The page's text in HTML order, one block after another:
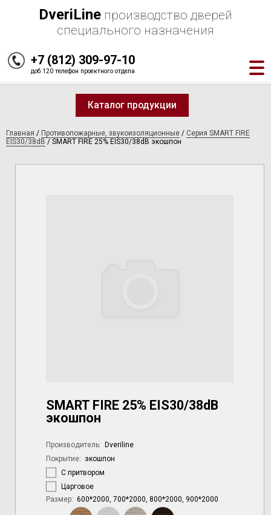
DveriLine производство дверей
специального назначения
+7 (812) 309-97-10
доб 120 телефон проектного отдела
Каталог продукции
Главная / Противопожарные, звукоизоляционные / Серия SMART FIRE
EIS30/38dB / SMART FIRE 25% EIS30/38dB экошпон
SMART FIRE 25% EIS30/38dB
экошпон
Производитель:
dveriline
Покрытие: экошпон
С притвором
Царговое
Размер: 600*2000, 700*2000, 800*2000, 900*2000